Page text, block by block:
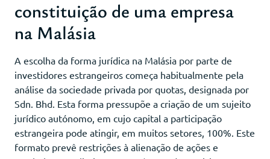
constituição de uma empresa
na Malásia
A escolha da forma jurídica na Malásia por parte de
investidores estrangeiros começa habitualmente pela
análise da sociedade privada por quotas, designada por
Sdn. Bhd. Esta forma pressupõe a criação de um sujeito
jurídico autónomo, em cujo capital a participação
estrangeira pode atingir, em muitos setores, 100%. Este
formato prevê restrições à alienação de ações e